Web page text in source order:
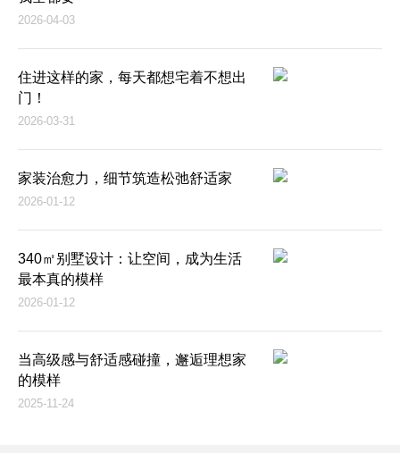
2026-04-03
住进这样的家，每天都想宅着不想出
门！
2026-03-31
家装治愈力，细节筑造松弛舒适家
2026-01-12
340㎡别墅设计：让空间，成为生活
最本真的模样
2026-01-12
当高级感与舒适感碰撞，邂逅理想家
的模样
2025-11-24